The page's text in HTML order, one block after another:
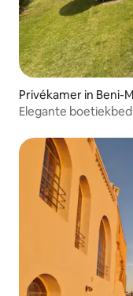
Privékamer in Beni-
Elegante